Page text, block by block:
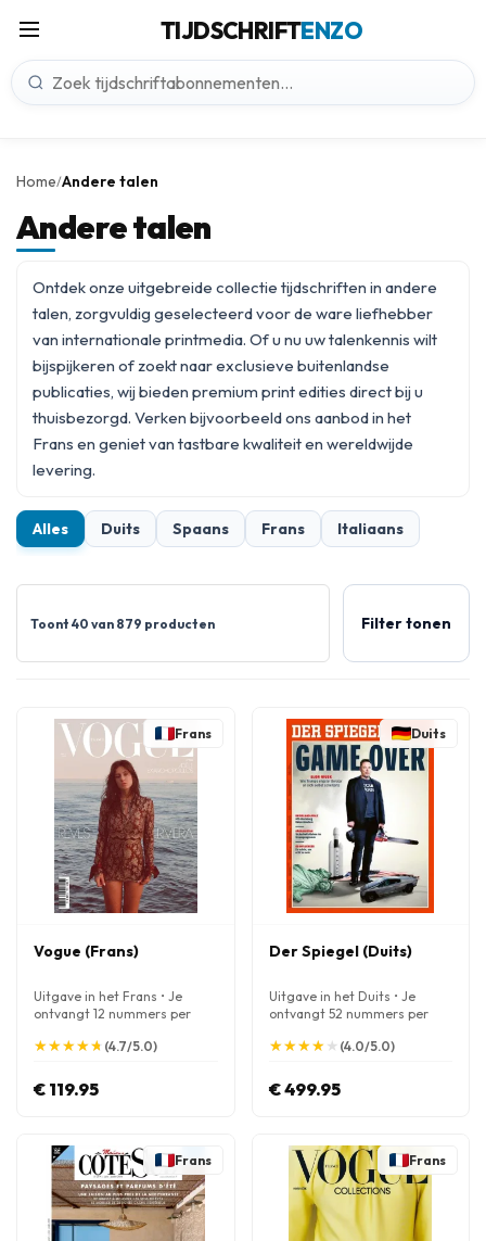
TIJDSCHRIFTENZO
Home/Andere talen
Andere talen
Ontdek onze uitgebreide collectie tijdschriften in andere
talen, zorgvuldig geselecteerd voor de ware liefhebber
van internationale printmedia. Of u nu uw talenkennis wilt
bijspijkeren of zoekt naar exclusieve buitenlandse
publicaties, wij bieden premium print edities direct bij u
thuisbezorgd. Verken bijvoorbeeld ons aanbod in het
Frans en geniet van tastbare kwaliteit en wereldwijde
levering.
Alles Duits Spaans Frans Italiaans
Toont 40 van 879 producten Filter tonen
Frans
Vogue (Frans)
Uitgave in het Frans • Je
ontvangt 12 nummers per
★
★★
★★
★★
★★
★ (4.7/5.0)
€ 119.95
Duits
Der Spiegel (Duits)
Uitgave in het Duits • Je
ontvangt 52 nummers per
★
★★
★★
★★
★★
★ (4.0/5.0)
€ 499.95
Frans Frans